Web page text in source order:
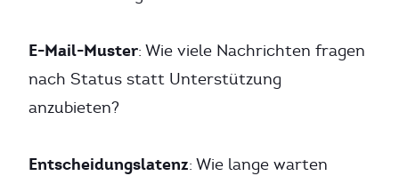
E-Mail-Muster: Wie viele Nachrichten fragen
nach Status statt Unterstützung
anzubieten?
Entscheidungslatenz: Wie lange warten